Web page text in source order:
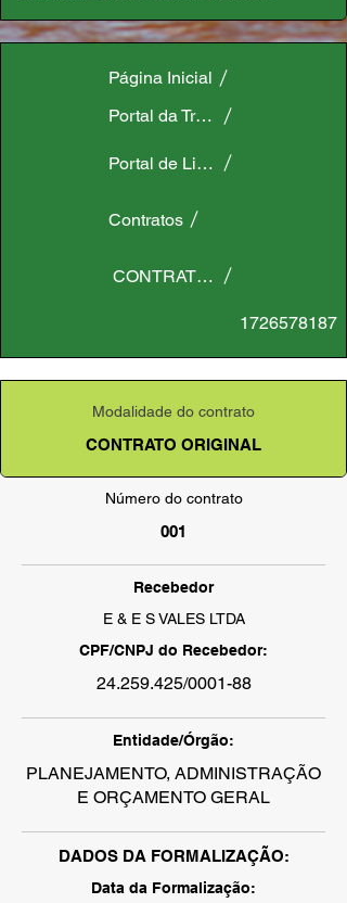
Página Inicial
Portal da Transparência
Portal de Licitações
Contratos
CONTRATO ORIGINAL
1726578187
Modalidade do contrato
CONTRATO ORIGINAL
Número do contrato
001
Recebedor
E & E S VALES LTDA
CPF/CNPJ do Recebedor:
24.259.425/0001-88
Entidade/Órgão:
PLANEJAMENTO, ADMINISTRAÇÃO
E ORÇAMENTO GERAL
DADOS DA FORMALIZAÇÃO:
Data da Formalização: